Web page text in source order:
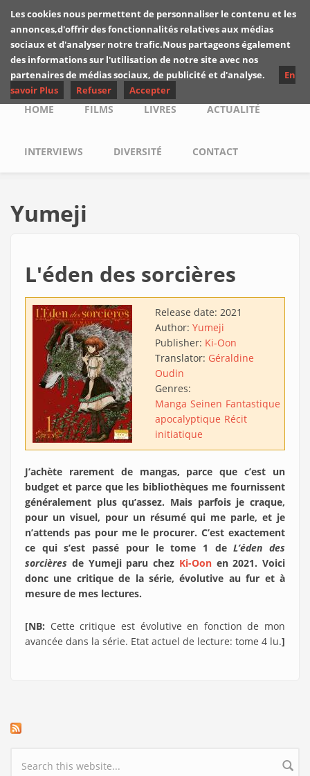
Skip to main content
Les critiques de
Yuyine
Main menu
HOME FILMS LIVRES ACTUALITÉ
INTERVIEWS DIVERSITÉ CONTACT
Yumeji
L'éden des sorcières
Release date: 2021
Author: Yumeji
Publisher: Ki-Oon
Translator: Géraldine
Oudin
Genres:
Manga Seinen Fantastique
apocalyptique Récit
initiatique
J’achète rarement de mangas, parce que c’est un
budget et parce que les bibliothèques me fournissent
généralement plus qu’assez. Mais parfois je craque,
pour un visuel, pour un résumé qui me parle, et je
n’attends pas pour me le procurer. C’est exactement
ce qui s’est passé pour le tome 1 deL’éden des
sorcières de Yumeji paru chez Ki-Oon en 2021. Voici
donc une critique de la série, évolutive au fur et à
mesure de mes lectures.
[NB: Cette critique est évolutive en fonction de mon
avancée dans la série. Etat actuel de lecture: tome 4 lu.]
Search form
Les cookies nous permettent de personnaliser le contenu et les
annonces,d'offrir des fonctionnalités relatives aux médias
sociaux et d'analyser notre trafic.Nous partageons également
des informations sur l'utilisation de notre site avec nos
partenaires de médias sociaux, de publicité et d'analyse.
En
savoir Plus
Refuser Accepter